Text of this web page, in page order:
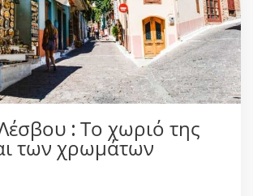
: Το χωριό της
των χρωμάτων